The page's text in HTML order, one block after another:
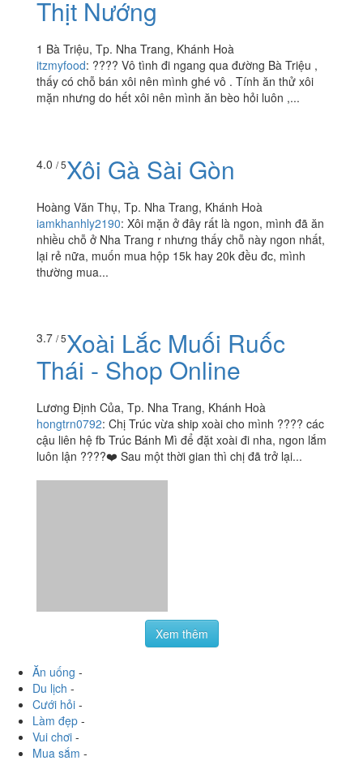
Thịt Nướng
itzmyfood:???? Vô tình đi ngang qua đường Bà Triệu ,
thấy có chỗ bán xôi nên mình ghé vô . Tính ăn thử xôi
mặn nhưng do hết xôi nên mình ăn bèo hỏi luôn ,...
Hoàng Văn Thụ, Tp. Nha Trang, Khánh Hoà
iamkhanhly2190 :Xôi mặn ở đây rất là ngon, mình đã ăn
nhiều chỗ ở Nha Trang r nhưng thấy chỗ này ngon nhất,
lại rẻ nữa, muốn mua hộp 15k hay 20k đều đc, mình
thường mua...
3.7 Xoài Lắc Muối Ruốc
Ăn uống
Du lịch-
Cưới hỏi-
Làm đẹp
Vui chơi-